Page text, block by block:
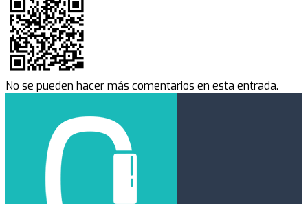
No se pueden hacer más comentarios en esta entrada.